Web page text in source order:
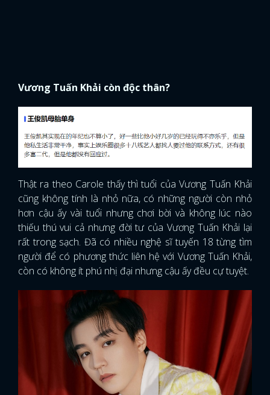
Vương Tuấn Khải còn độc thân?
Thật ra theo Carole thấy thì tuổi của Vương Tuấn Khải
cũng không tính là nhỏ nữa, có những người còn nhỏ
hơn cậu ấy vài tuổi nhưng chơi bời và không lúc nào
thiếu thú vui cả nhưng đời tư của Vương Tuấn Khải lại
rất trong sạch. Đã có nhiều nghệ sĩ tuyến 18 từng tìm
người để có phương thức liên hệ với Vương Tuấn Khải,
còn có không ít phú nhị đại nhưng cậu ấy đều cự tuyệt.